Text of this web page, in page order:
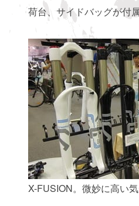
荷台、サイドバッグが付
X-FUSION。微妙に高い気